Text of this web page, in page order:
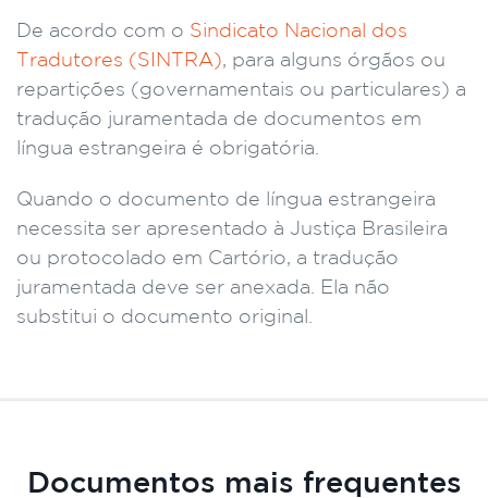
De acordo com o Sindicato Nacional dos
Tradutores (SINTRA), para alguns órgãos ou
repartições (governamentais ou particulares) a
tradução juramentada de documentos em
língua estrangeira é obrigatória.
Quando o documento de língua estrangeira
necessita ser apresentado à Justiça Brasileira
ou protocolado em Cartório, a tradução
juramentada deve ser anexada. Ela não
substitui o documento original.
Documentos mais frequentes